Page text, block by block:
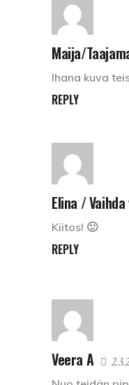
Maija/
Ihana kuva
REPLY
Elina /
Kiitos! 🙂
REPLY
Veera A